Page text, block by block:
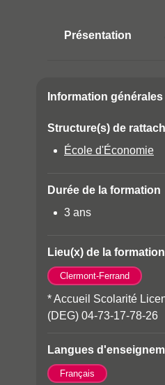
Présentation
Détails
Information générales
Structure(s) de
École d'Économie
Durée de la formation
3 ans
Lieu(x) de la
Clermont-Ferrand
* Accueil Scolarité
(DEG) 04-73-17-78-26
Langues
Français